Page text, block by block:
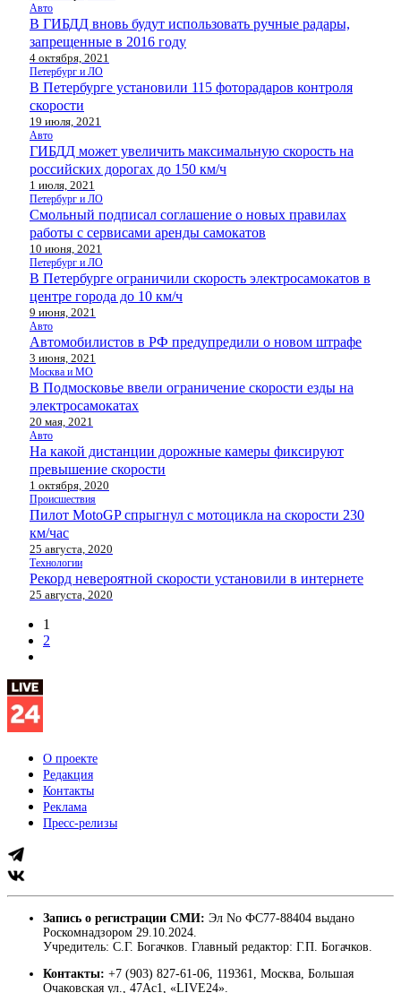
Авто
В ГИБДД вновь будут использовать ручные радары,
запрещенные в 2016 году
4 октября, 2021
Петербург и ЛО
В Петербурге установили 115 фоторадаров контроля
скорости
19 июля, 2021
Авто
ГИБДД может увеличить максимальную скорость на
российских дорогах до 150 км/ч
1 июля, 2021
Петербург и ЛО
Смольный подписал соглашение о новых правилах
работы с сервисами аренды самокатов
10 июня, 2021
Петербург и ЛО
В Петербурге ограничили скорость электросамокатов в
центре города до 10 км/ч
9 июня, 2021
Авто
Автомобилистов в РФ предупредили о новом штрафе
3 июня, 2021
Москва и МО
В Подмосковье ввели ограничение скорости езды на
электросамокатах
20 мая, 2021
Авто
На какой дистанции дорожные камеры фиксируют
превышение скорости
1 октября, 2020
Происшествия
Пилот MotoGP спрыгнул с мотоцикла на скорости 230
км/час
25 августа, 2020
Технологии
Рекорд невероятной скорости установили в интернете
25 августа, 2020
1
2
О проекте
Редакция
Контакты
Реклама
Пресс-релизы
Запись о регистрации СМИ: Эл No ФС77-88404 выдано
Роскомнадзором 29.10.2024.
Учредитель: С.Г. Богачков. Главный редактор: Г.П. Богачков.
Контакты: +7 (903) 827-61-06, 119361, Москва, Большая
Очаковская ул., 47Ас1, «LIVE24».